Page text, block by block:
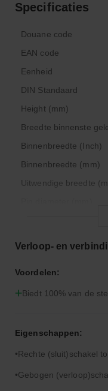
Specificaties
Douane code
EAN code
Eenheid
DIN Standaard
Height (mm)
Breedte binnenste
Binnenbreedte (Inch)
Binnenbreedte (mm)
Uitwendige breedte
Productcategorie
Productcategorie
Secties afstand (mm)
Maatcode
Verloop- en
Voordelen:
Biedt 100% van de
Eigenschappen:
Rechte (sluit)schakel
Gebogen